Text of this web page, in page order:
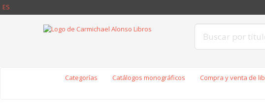
ES
Categorías Catálogos monográficos Compra y venta de